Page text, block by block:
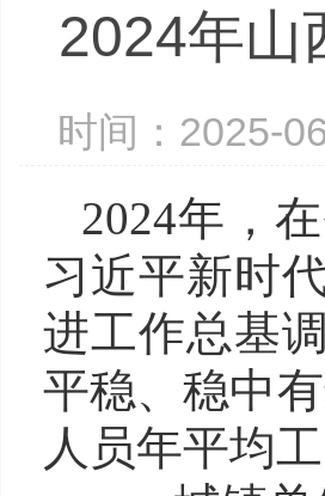
2024年山
时间：
2024年，
习近平新时
进工作总基
平稳、稳中
人员年平均